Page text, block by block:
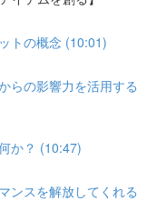
トの概念 (10:01)
らの影響力を活用する
か？ (10:47)
ンスを解放してくれる